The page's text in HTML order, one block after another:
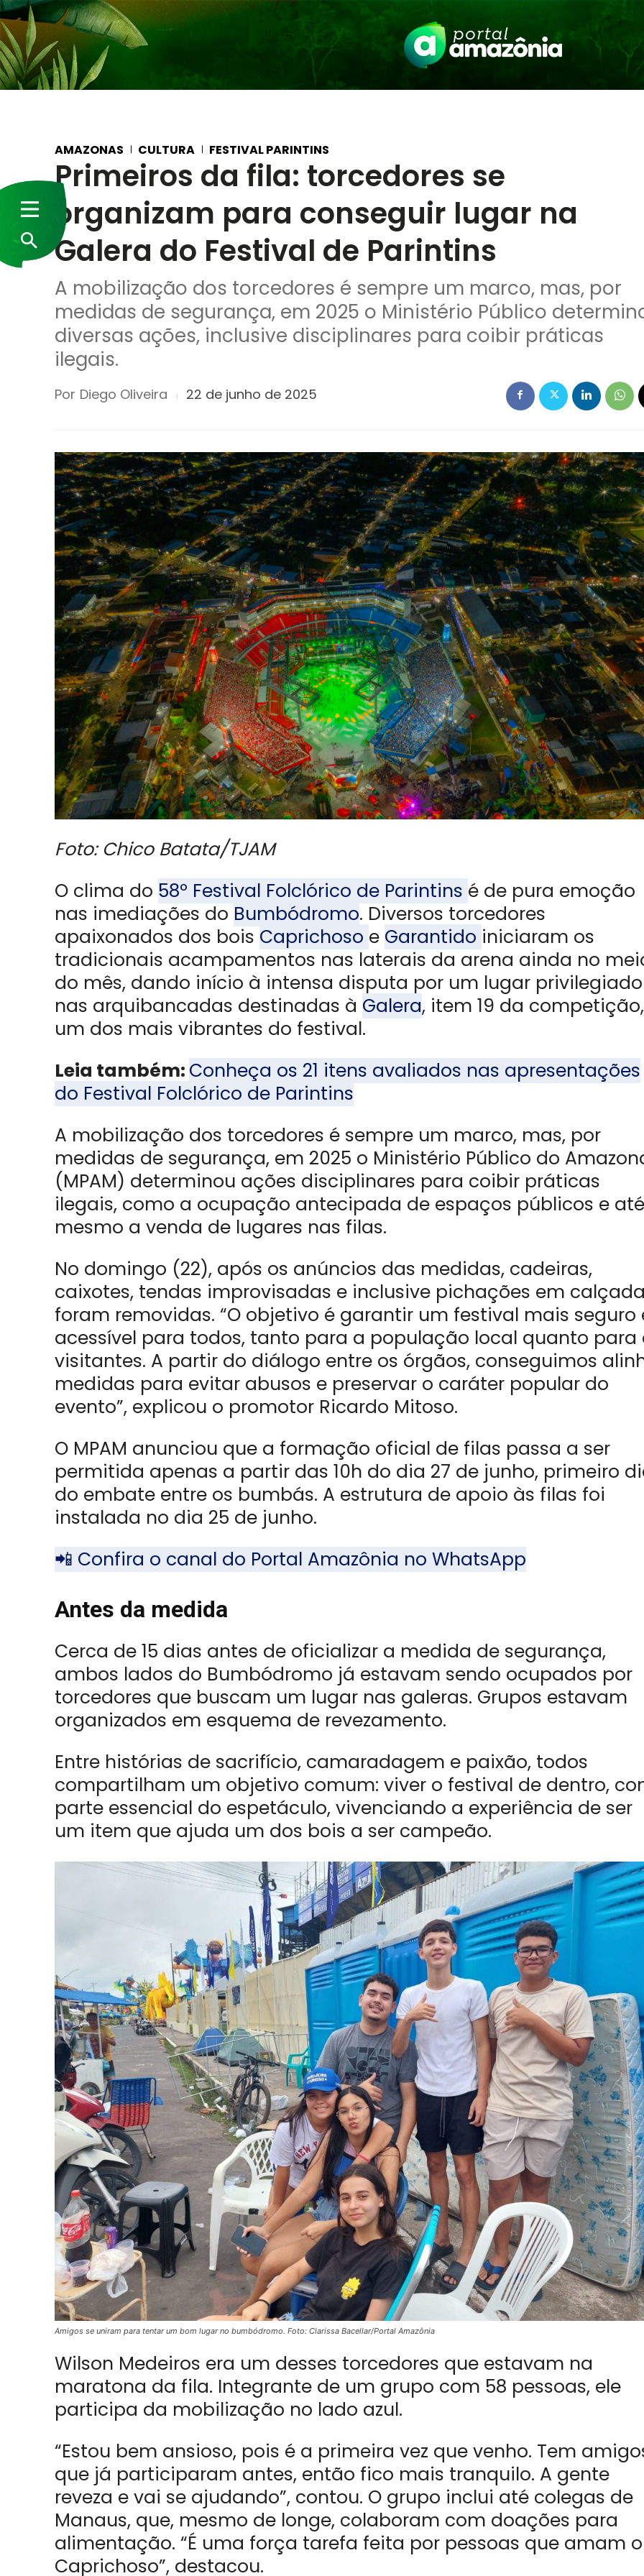
AMAZONAS CULTURA FESTIVAL PARINTINS
Primeiros da fila: torcedores se
organizam para conseguir lugar na
Galera do Festival de Parintins
A mobilização dos torcedores é sempre um marco, mas, por
medidas de segurança, em 2025 o Ministério Público
diversas ações, inclusive disciplinares para coibir práticas
ilegais.
Por Diego Oliveira 22 de junho de 2025
Foto: Chico Batata/TJAM
O clima do 58º Festival Folclórico de Parintins é de pura emoção
nas imediações do Bumbódromo. Diversos torcedores
apaixonados dos bois Caprichoso e Garantido iniciaram os
tradicionais acampamentos nas laterais da arena ainda no
do mês, dando início à intensa disputa por um lugar privilegiado
nas arquibancadas destinadas à Galera, item 19 da
um dos mais vibrantes do festival.
Leia também: Conheça os 21 itens avaliados nas apresentações
do Festival Folclórico de Parintins
A mobilização dos torcedores é sempre um marco, mas, por
medidas de segurança, em 2025 o Ministério Público do
(MPAM) determinou ações disciplinares para coibir práticas
ilegais, como a ocupação antecipada de espaços públicos e até
mesmo a venda de lugares nas filas.
No domingo (22), após os anúncios das medidas, cadeiras,
caixotes, tendas improvisadas e inclusive pichações em
foram removidas. “O objetivo é garantir um festival mais seguro
acessível para todos, tanto para a população local quanto para
visitantes. A partir do diálogo entre os órgãos, conseguimos
medidas para evitar abusos e preservar o caráter popular do
evento”, explicou o promotor Ricardo Mitoso.
O MPAM anunciou que a formação oficial de filas passa a ser
permitida apenas a partir das 10h do dia 27 de junho, primeiro
do embate entre os bumbás. A estrutura de apoio às filas foi
instalada no dia 25 de junho.
📲 Confira o canal do Portal Amazônia no WhatsApp
Antes da medida
Cerca de 15 dias antes de oficializar a medida de segurança,
ambos lados do Bumbódromo já estavam sendo ocupados por
torcedores que buscam um lugar nas galeras. Grupos estavam
organizados em esquema de revezamento.
Entre histórias de sacrifício, camaradagem e paixão, todos
compartilham um objetivo comum: viver o festival de dentro,
parte essencial do espetáculo, vivenciando a experiência de ser
um item que ajuda um dos bois a ser campeão.
Amigos se uniram para tentar um bom lugar no bumbódromo. Foto: Clarissa Bacellar/Portal Amazônia
Wilson Medeiros era um desses torcedores que estavam na
maratona da fila. Integrante de um grupo com 58 pessoas, ele
participa da mobilização no lado azul.
“Estou bem ansioso, pois é a primeira vez que venho. Tem
que já participaram antes, então fico mais tranquilo. A gente
reveza e vai se ajudando”, contou. O grupo inclui até colegas de
Manaus, que, mesmo de longe, colaboram com doações para
alimentação. “É uma força tarefa feita por pessoas que amam o
Caprichoso”, destacou.